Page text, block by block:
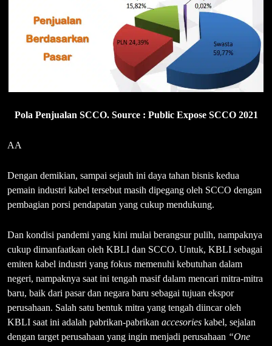
Pola Penjualan SCCO. Source : Public Expose SCCO 2021
AA
Dengan demikian, sampai sejauh ini daya tahan bisnis kedua
pemain industri kabel tersebut masih dipegang oleh SCCO dengan
pembagian porsi pendapatan yang cukup mendukung.
Dan kondisi pandemi yang kini mulai berangsur pulih, nampaknya
cukup dimanfaatkan oleh KBLI dan SCCO. Untuk, KBLI sebagai
emiten kabel industri yang fokus memenuhi kebutuhan dalam
negeri, nampaknya saat ini tengah masif dalam mencari mitra-mitra
baru, baik dari pasar dan negara baru sebagai tujuan ekspor
perusahaan. Salah satu bentuk mitra yang tengah diincar oleh
KBLI saat ini adalah pabrikan-pabrikan accesories kabel, sejalan
dengan target perusahaan yang ingin menjadi perusahaan “One